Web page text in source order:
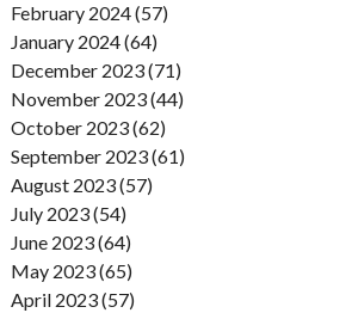
February 2024 (57)
January 2024 (64)
December 2023 (71)
November 2023 (44)
October 2023 (62)
September 2023 (61)
August 2023 (57)
July 2023 (54)
June 2023 (64)
May 2023 (65)
April 2023 (57)